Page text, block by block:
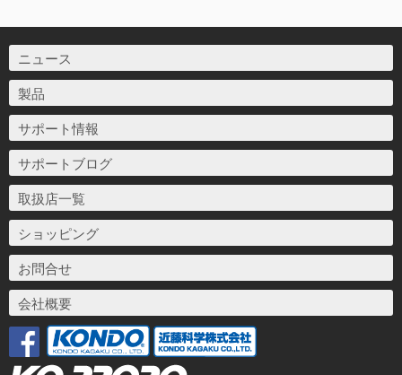
ニュース
製品
サポート情報
サポートブログ
取扱店一覧
ショッピング
お問合せ
会社概要